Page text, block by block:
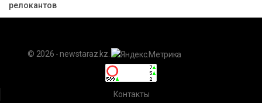
релокантов
© 2026 - newstaraz.kz.
Контакты